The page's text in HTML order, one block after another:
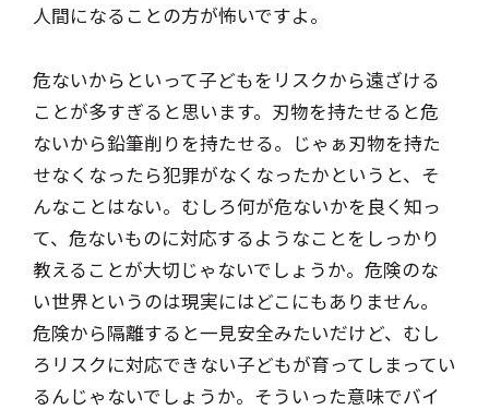
人間になることの方が怖いですよ。
危ないからといって子どもをリスクから遠ざける
ことが多すぎると思います。刃物を持たせると危
ないから鉛筆削りを持たせる。じゃぁ刃物を持た
せなくなったら犯罪がなくなったかというと、そ
んなことはない。むしろ何が危ないかを良く知っ
て、危ないものに対応するようなことをしっかり
教えることが大切じゃないでしょうか。危険のな
い世界というのは現実にはどこにもありません。
危険から隔離すると一見安全みたいだけど、むし
ろリスクに対応できない子どもが育ってしまってい
るんじゃないでしょうか。そういった意味でバイ